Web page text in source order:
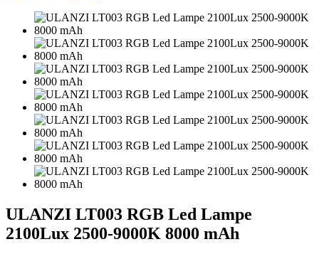
ULANZI LT003 RGB Led Lampe
2100Lux 2500-9000K 8000 mAh